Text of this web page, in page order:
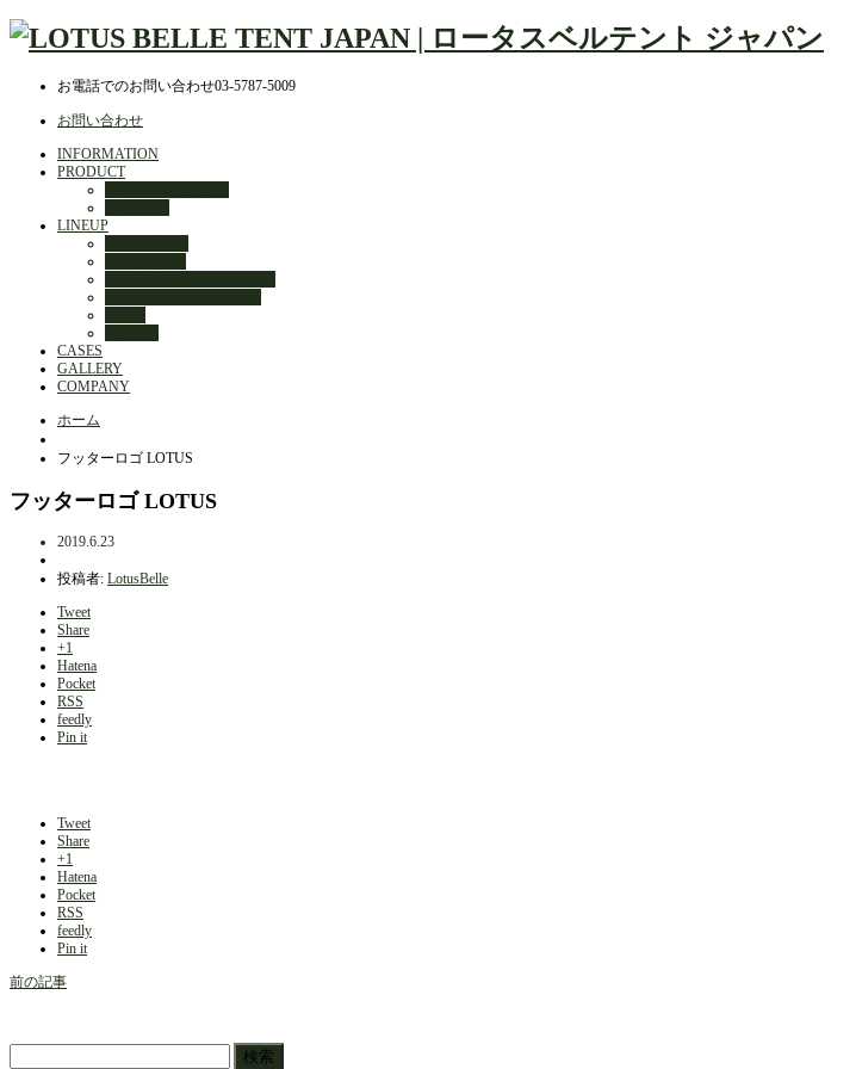
お電話でのお問い合わせ03-5787-5009
お問い合わせ
INFORMATION
PRODUCT
LINEUP
CASES
GALLERY
COMPANY
ホーム
フッターロゴ LOTUS
フッターロゴ LOTUS
2019.6.23
投稿者: LotusBelle
Tweet
Share
+1
Hatena
Pocket
RSS
feedly
Pin it
Tweet
Share
+1
Hatena
Pocket
RSS
feedly
Pin it
前の記事